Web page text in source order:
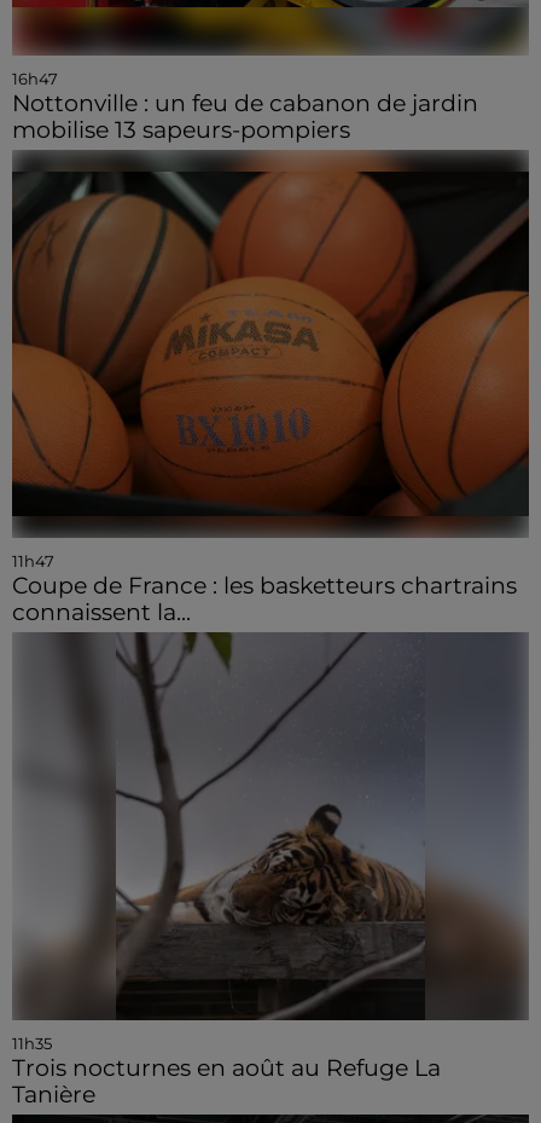
16h47
Nottonville : un feu de cabanon de jardin
mobilise 13 sapeurs-pompiers
11h47
Coupe de France : les basketteurs chartrains
connaissent la...
11h35
Trois nocturnes en août au Refuge La
Tanière